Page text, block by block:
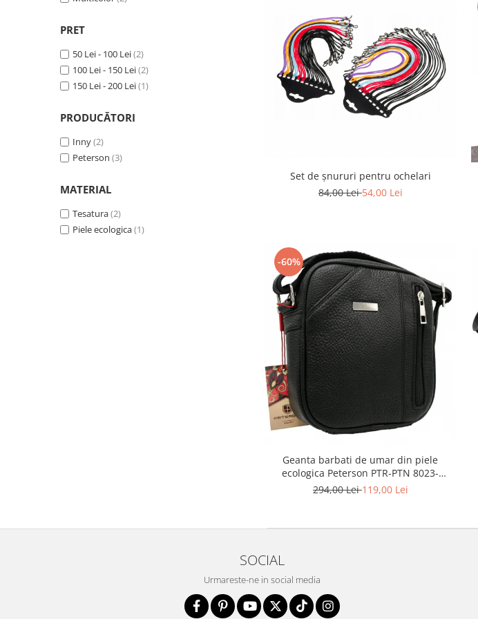
PRET
50 Lei - 100 Lei(2)
100 Lei - 150 Lei(2)
150 Lei - 200 Lei(1)
PRODUCĂTORI
Inny(2)
Peterson (3)
MATERIAL
Tesatura(2)
Piele ecologica(1)
Set de șnururi pentru ochelari
84,00 Lei54,00 Lei
-60%
Geanta barbati de umar din piele
ecologica Peterson PTR-PTN 8023-
MACRO-0303
294,00 Lei119,00 Lei
SOCIAL
Urmareste-ne in social media